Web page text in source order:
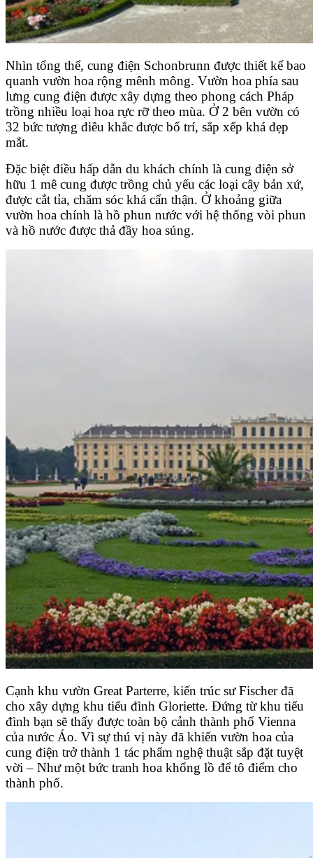
Nhìn tổng thể, cung điện Schonbrunn được thiết kế bao
quanh vườn hoa rộng mênh mông. Vườn hoa phía sau
lưng cung điện được xây dựng theo phong cách Pháp
trồng nhiều loại hoa rực rỡ theo mùa. Ở 2 bên vườn có
32 bức tượng điêu khắc được bố trí, sắp xếp khá đẹp
mắt.
Đặc biệt điều hấp dẫn du khách chính là cung điện sở
hữu 1 mê cung được trồng chủ yếu các loại cây bản xứ,
được cắt tỉa, chăm sóc khá cẩn thận. Ở khoảng giữa
vườn hoa chính là hồ phun nước với hệ thống vòi phun
và hồ nước được thả đầy hoa súng.
Cạnh khu vườn Great Parterre, kiến trúc sư Fischer đã
cho xây dựng khu tiểu đình Gloriette. Đứng từ khu tiểu
đình bạn sẽ thấy được toàn bộ cảnh thành phố Vienna
của nước Áo. Vì sự thú vị này đã khiến vườn hoa của
cung điện trở thành 1 tác phẩm nghệ thuật sắp đặt tuyệt
vời – Như một bức tranh hoa khổng lồ để tô điểm cho
thành phố.